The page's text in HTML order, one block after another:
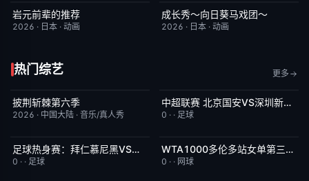
更新至第6集
岩元前辈的推荐
2026 · 日本 · 动画
更新至第06集
成长秀～向日葵马戏团～
2026 · 日本 · 动画
热门综艺 更多
今日更新
披荆斩棘第六季
2026 · 中国大陆 · 音乐/真人秀
已完结 5.0中超联赛 北京国安VS深圳新鹏城20260807
0 · · 足球
今日更新 5.0
足球热身赛：拜仁慕尼黑VS阿斯顿维拉20260807
0 · · 足球
今日更新 7.0WTA1000多伦多站女单第三轮：斯维托丽娜VS波塔波娃
0 · · 网球